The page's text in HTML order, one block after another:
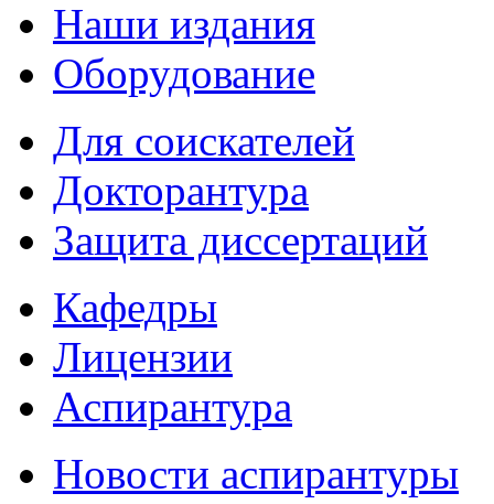
Наши издания
Оборудование
Для соискателей
Докторантура
Защита диссертаций
Кафедры
Лицензии
Аспирантура
Новости аспирантуры